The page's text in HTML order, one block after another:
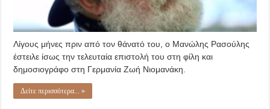
Λίγους μήνες πριν από τον θάνατό του, ο Μανώλης Ρασούλης
έστειλε ίσως την τελευ­ταία επιστολή του στη φίλη και
δημοσιογράφο στη Γερμανία Ζωή Νιομανάκη.
Δείτε περισσότερα... »